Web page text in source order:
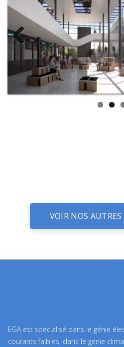
Previous
VOIR NOS AUTRES
EGA est spécialisé dans le génie
courants faibles, dans le génie